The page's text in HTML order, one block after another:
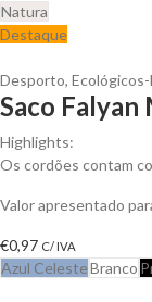
Natura
Destaque
Desporto,
Saco
Highlights:
Os cordões contam
Valor apresentado
€0,97 C/ IVA
Azul CelesteBranco